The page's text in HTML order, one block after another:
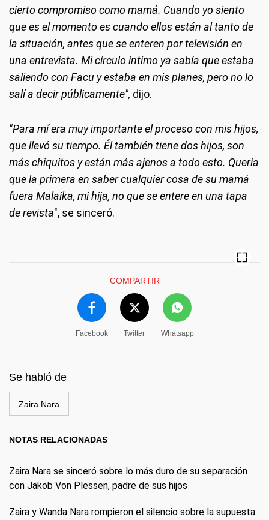
cierto compromiso como mamá. Cuando yo siento
que es el momento es cuando ellos están al tanto de
la situación, antes que se enteren por televisión en
una entrevista. Mi círculo íntimo ya sabía que estaba
saliendo con Facu y estaba en mis planes, pero no lo
salí a decir públicamente", dijo.
"Para mí era muy importante el proceso con mis hijos,
que llevó su tiempo. Él también tiene dos hijos, son
más chiquitos y están más ajenos a todo esto. Quería
que la primera en saber cualquier cosa de su mamá
fuera Malaika, mi hija, no que se entere en una tapa
de revista", se sinceró.
COMPARTIR
Facebook Twitter Whatsapp
Se habló de
Zaira Nara
NOTAS RELACIONADAS
Zaira Nara se sinceró sobre lo más duro de su separación
con Jakob Von Plessen, padre de sus hijos
Zaira y Wanda Nara rompieron el silencio sobre la supuesta